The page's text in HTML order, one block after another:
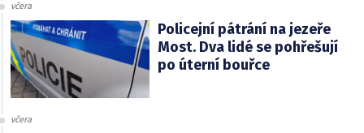
včera
Policejní pátrání na jezeře
Most. Dva lidé se pohřešují
po úterní bouřce
včera